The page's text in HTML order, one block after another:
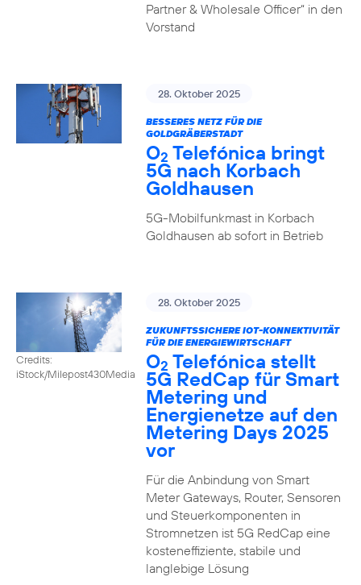
Partner & Wholesale Officer“ in den
Vorstand
28. Oktober 2025
BESSERES NETZ FÜR DIE
GOLDGRÄBERSTADT
O2 Telefónica bringt
5G nach Korbach
Goldhausen
5G-Mobilfunkmast in Korbach
Goldhausen ab sofort in Betrieb
Credits:
iStock/Milepost430Media
28. Oktober 2025
ZUKUNFTSSICHERE IOT-KONNEKTIVITÄT
FÜR DIE ENERGIEWIRTSCHAFT
O2 Telefónica stellt
5G RedCap für Smart
Metering und
Energienetze auf den
Metering Days 2025
vor
Für die Anbindung von Smart
Meter Gateways, Router, Sensoren
und Steuerkomponenten in
Stromnetzen ist 5G RedCap eine
kosteneffiziente, stabile und
langlebige Lösung